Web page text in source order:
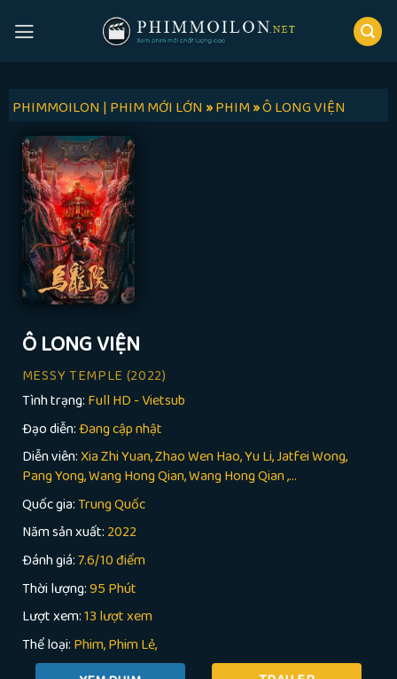
PHIMMOILON | PHIM MỚI LỚN»PHIM»Ô LONG VIỆN
Ô LONG VIỆN
MESSY TEMPLE (2022)
Tình trạng: Full HD - Vietsub
Đạo diễn:Đang cập nhật
Diễn viên:Xia Zhi Yuan, Zhao Wen Hao, Yu Li, Jatfei Wong,
Pang Yong, Wang Hong Qian, Wang Hong Qian ,...
Quốc gia:Trung Quốc
Năm sản xuất: 2022
Đánh giá:7.6/10 điểm
Thời lượng:95 Phút
Lượt xem:13 lượt xem
Thể loại: Phim Phim Lẻ